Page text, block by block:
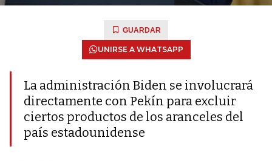
GUARDAR
UNIRSE A WHATSAPP
La administración Biden se involucrará
directamente con Pekín para excluir
ciertos productos de los aranceles del
país estadounidense